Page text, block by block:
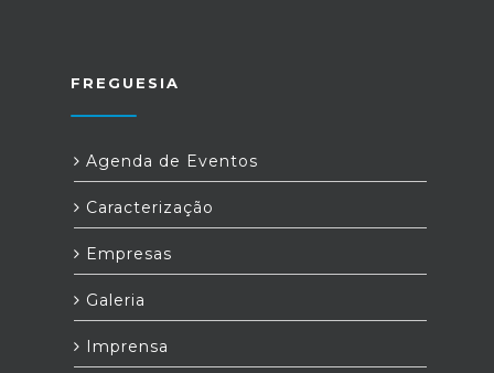
FREGUESIA
Agenda de Eventos
Caracterização
Empresas
Galeria
Imprensa